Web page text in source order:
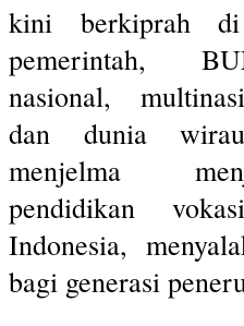
kini berkiprah di
pemerintah,
nasional,
dan dunia
menjelma
pendidikan
Indonesia,
bagi generasi